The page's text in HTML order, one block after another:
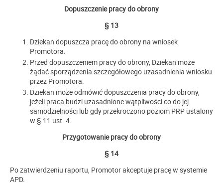
Dopuszczenie pracy do obrony
§ 13
Dziekan dopuszcza pracę do obrony na wniosek
Promotora.
Przed dopuszczeniem pracy do obrony, Dziekan może
żądać sporządzenia szczegółowego uzasadnienia wniosku
przez Promotora.
Dziekan może odmówić dopuszczenia pracy do obrony,
jeżeli praca budzi uzasadnione wątpliwości co do jej
samodzielności lub gdy przekroczono poziom PRP ustalony
w § 11 ust. 4.
Przygotowanie pracy do obrony
§ 14
Po zatwierdzeniu raportu, Promotor akceptuje pracę w systemie
APD.